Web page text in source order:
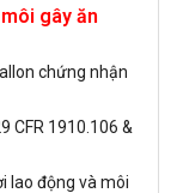
gây ăn
chứng nhận
CFR 1910.106 &
lao động và môi